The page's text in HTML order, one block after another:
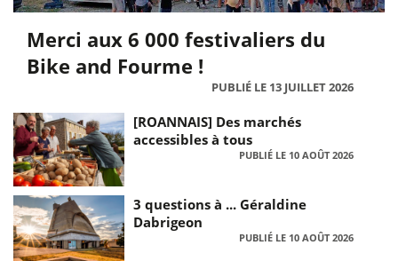
Merci aux 6 000 festivaliers du
Bike and Fourme !
PUBLIÉ LE 13 JUILLET 2026
[ROANNAIS] Des marchés
accessibles à tous
PUBLIÉ LE 10 AOÛT 2026
3 questions à ... Géraldine
Dabrigeon
PUBLIÉ LE 10 AOÛT 2026